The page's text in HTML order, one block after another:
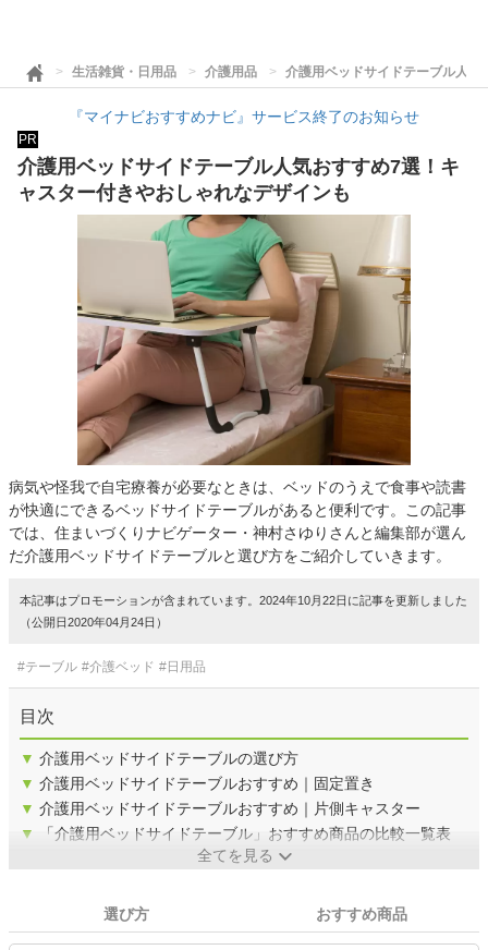
生活雑貨・日用品 介護用品 介護用ベッドサイドテーブル人
『マイナビおすすめナビ』サービス終了のお知らせ
PR
介護用ベッドサイドテーブル人気おすすめ7選！キ
ャスター付きやおしゃれなデザインも
病気や怪我で自宅療養が必要なときは、ベッドのうえで食事や読書
が快適にできるベッドサイドテーブルがあると便利です。この記事
では、住まいづくりナビゲーター・神村さゆりさんと編集部が選ん
だ介護用ベッドサイドテーブルと選び方をご紹介していきます。
本記事はプロモーションが含まれています。2024年10月22日に記事を更新しました
（公開日2020年04月24日）
#テーブル #介護ベッド #日用品
目次
▼ 介護用ベッドサイドテーブルの選び方
▼ 介護用ベッドサイドテーブルおすすめ｜固定置き
▼ 介護用ベッドサイドテーブルおすすめ｜片側キャスター
▼
「介護用ベッドサイドテーブル」おすすめ商品の比較一覧表
全てを見る
選び方 おすすめ商品